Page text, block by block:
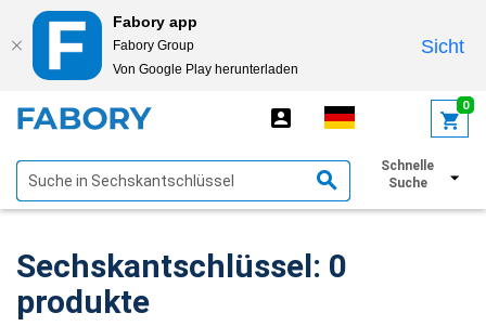
Fabory app
Fabory Group
Von Google Play herunterladen
Sicht
0
Schnelle
Suche
Filter anzeigen
Sechskantschlüssel: 0
produkte